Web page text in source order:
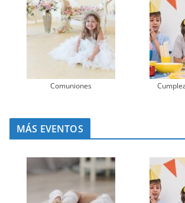
Comuniones
MÁS EVENTOS